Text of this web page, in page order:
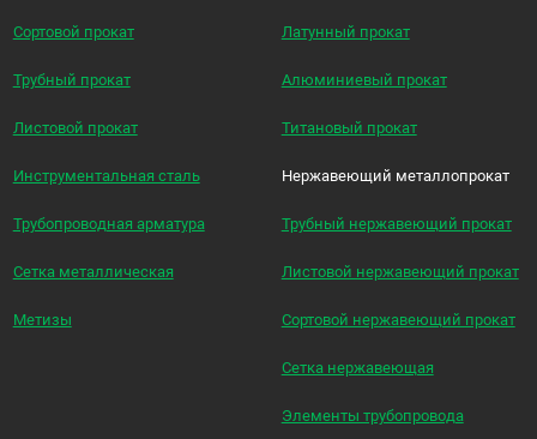
Сортовой прокат
Трубный прокат
Листовой прокат
Инструментальная сталь
Трубопроводная арматура
Сетка металлическая
Метизы
Латунный прокат
Алюминиевый прокат
Титановый прокат
Нержавеющий металлопрокат
Трубный нержавеющий прокат
Листовой нержавеющий прокат
Сортовой нержавеющий прокат
Сетка нержавеющая
Элементы трубопровода